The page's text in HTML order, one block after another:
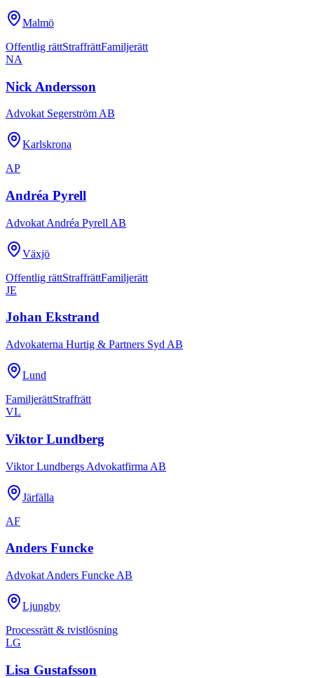
Malmö
Offentlig rättStraffrättFamiljerätt
NA
Nick Andersson
Advokat Segerström AB
Karlskrona
AP
Andréa Pyrell
Advokat Andréa Pyrell AB
Växjö
Offentlig rättStraffrättFamiljerätt
JE
Johan Ekstrand
Advokaterna Hurtig & Partners Syd AB
Lund
FamiljerättStraffrätt
VL
Viktor Lundberg
Viktor Lundbergs Advokatfirma AB
Järfälla
AF
Anders Funcke
Advokat Anders Funcke AB
Ljungby
Processrätt & tvistlösning
LG
Lisa Gustafsson